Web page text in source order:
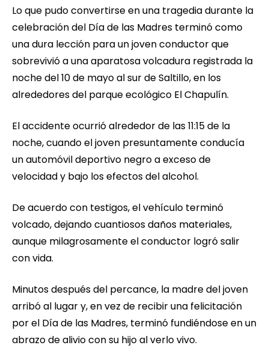
Lo que pudo convertirse en una tragedia durante la
celebración del Día de las Madres terminó como
una dura lección para un joven conductor que
sobrevivió a una aparatosa volcadura registrada la
noche del 10 de mayo al sur de Saltillo, en los
alrededores del parque ecológico El Chapulín.
El accidente ocurrió alrededor de las 11:15 de la
noche, cuando el joven presuntamente conducía
un automóvil deportivo negro a exceso de
velocidad y bajo los efectos del alcohol.
De acuerdo con testigos, el vehículo terminó
volcado, dejando cuantiosos daños materiales,
aunque milagrosamente el conductor logró salir
con vida.
Minutos después del percance, la madre del joven
arribó al lugar y, en vez de recibir una felicitación
por el Día de las Madres, terminó fundiéndose en un
abrazo de alivio con su hijo al verlo vivo.